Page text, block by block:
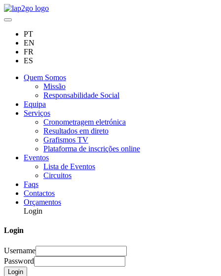
PT
EN
FR
ES
Quem Somos
Missão
Responsabilidade Social
Equipa
Serviços
Cronometragem eletrónica
Resultados em direto
Grafismos TV
Plataforma de inscrições online
Eventos
Lista de Eventos
Circuitos
Faqs
Contactos
Orçamentos
Login
Login
Username
Password
Login